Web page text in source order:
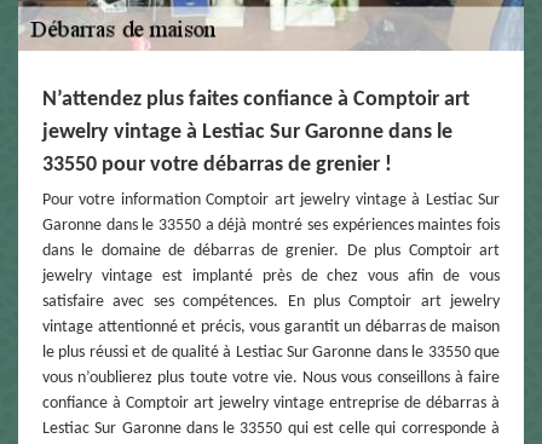
N’attendez plus faites confiance à Comptoir art
jewelry vintage à Lestiac Sur Garonne dans le
33550 pour votre débarras de grenier !
Pour votre information Comptoir art jewelry vintage à Lestiac Sur
Garonne dans le 33550 a déjà montré ses expériences maintes fois
dans le domaine de débarras de grenier. De plus Comptoir art
jewelry vintage est implanté près de chez vous afin de vous
satisfaire avec ses compétences. En plus Comptoir art jewelry
vintage attentionné et précis, vous garantit un débarras de maison
le plus réussi et de qualité à Lestiac Sur Garonne dans le 33550 que
vous n’oublierez plus toute votre vie. Nous vous conseillons à faire
confiance à Comptoir art jewelry vintage entreprise de débarras à
Lestiac Sur Garonne dans le 33550 qui est celle qui corresponde à